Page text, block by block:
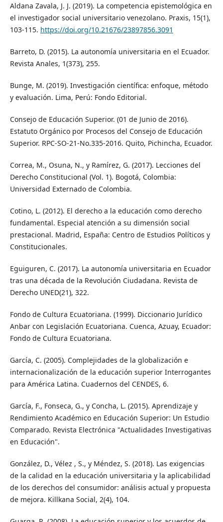
Aldana Zavala, J. J. (2019). La competencia epistemológica en
el investigador social universitario venezolano. Praxis, 15(1),
103-115. https://doi.org/10.21676/23897856.3091
Barreto, D. (2015). La autonomía universitaria en el Ecuador.
Revista Anales, 1(373), 255.
Bunge, M. (2019). Investigación científica: enfoque, método
y evaluación. Lima, Perú: Fondo Editorial.
Consejo de Educación Superior. (01 de Junio de 2016).
Estatuto Orgánico por Procesos del Consejo de Educación
Superior. RPC-SO-21-No.335-2016. Quito, Pichincha, Ecuador.
Correa, M., Osuna, N., y Ramírez, G. (2017). Lecciones del
Derecho Constitucional (Vol. 1). Bogotá, Colombia:
Universidad Externado de Colombia.
Cotino, L. (2012). El derecho a la educación como derecho
fundamental. Especial atención a su dimensión social
prestacional. Madrid, España: Centro de Estudios Políticos y
Constitucionales.
Eguiguren, C. (2017). La autonomía universitaria en Ecuador
tras una década de la Revolución Ciudadana. Revista de
Derecho UNED(21), 322.
Fondo de Cultura Ecuatoriana. (1999). Diccionario Jurídico
Anbar con Legislación Ecuatoriana. Cuenca, Azuay, Ecuador:
Fondo de Cultura Ecuatoriana.
García, C. (2005). Complejidades de la globalización e
internacionalización de la educación superior Interrogantes
para América Latina. Cuadernos del CENDES, 6.
García, F., Fonseca, G., y Concha, L. (2015). Aprendizaje y
Rendimiento Académico en Educación Superior: Un Estudio
Comparado. Revista Electrónica "Actualidades Investigativas
en Educación".
González, D., Vélez , S., y Méndez, S. (2018). Las exigencias
de la calidad en la educación universitaria y la aplicabilidad
de los derechos del consumidor: análisis actual y propuesta
de mejora. Killkana Social, 2(4), 104.